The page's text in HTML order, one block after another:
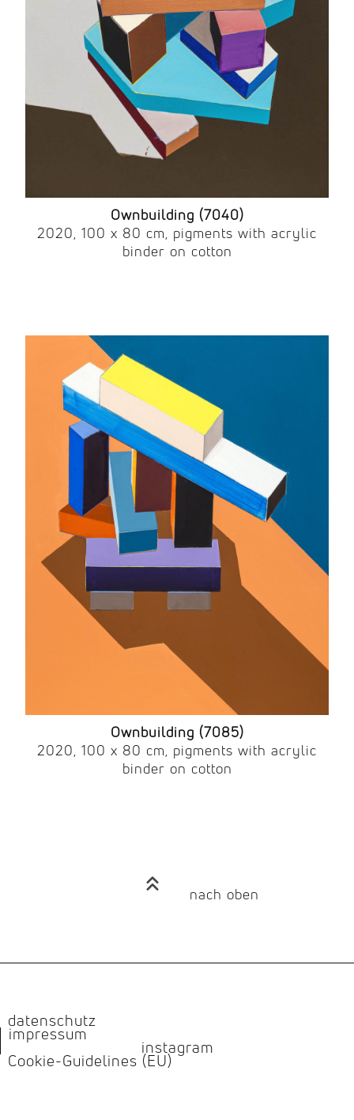
Ownbuilding (7040)
2020, 100 x 80 cm, pigments with acrylic
binder on cotton
Ownbuilding (7085)
2020, 100 x 80 cm, pigments with acrylic
binder on cotton
nach oben
datenschutz
impressum
instagram
Cookie-Guidelines (EU)